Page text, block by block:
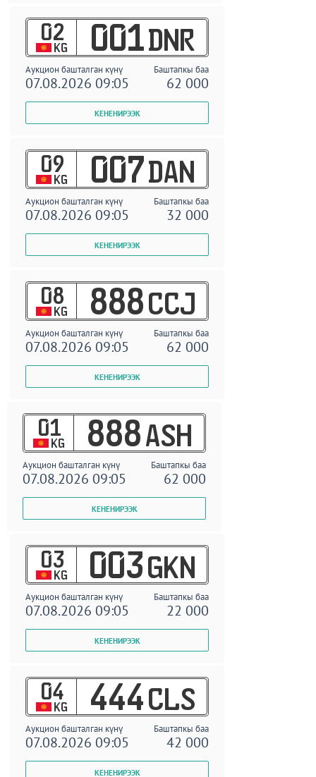
02
KG 001 DNR
Аукцион башталган күнү Баштапкы баа
07.08.2026 09:05 62 000
09
KG 007 DAN
Аукцион башталган күнү Баштапкы баа
07.08.2026 09:05 32 000
08
KG 888 CCJ
Аукцион башталган күнү Баштапкы баа
07.08.2026 09:05 62 000
01
KG 888 ASH
Аукцион башталган күнү Баштапкы баа
07.08.2026 09:05 62 000
03
KG 003 GKN
Аукцион башталган күнү Баштапкы баа
07.08.2026 09:05 22 000
04
KG 444 CLS
Аукцион башталган күнү Баштапкы баа
07.08.2026 09:05 42 000